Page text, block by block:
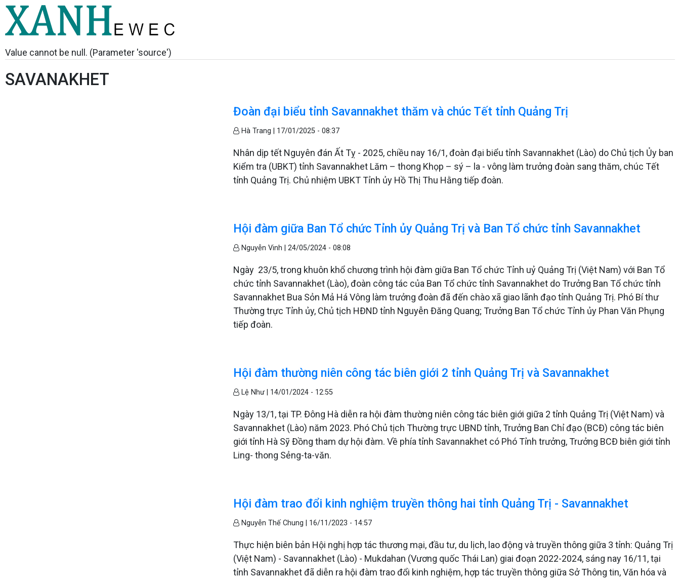
Value cannot be null. (Parameter 'source')
SAVANAKHET
Đoàn đại biểu tỉnh Savannakhet thăm và chúc Tết tỉnh Quảng Trị
Hà Trang | 17/01/2025 - 08:37
Nhân dịp tết Nguyên đán Ất Tỵ - 2025, chiều nay 16/1, đoàn đại biểu tỉnh Savannakhet (Lào) do Chủ tịch Ủy ban
Kiểm tra (UBKT) tỉnh Savannakhet Lăm – thong Khọp – sý – la - vông làm trưởng đoàn sang thăm, chúc Tết
tỉnh Quảng Trị. Chủ nhiệm UBKT Tỉnh ủy Hồ Thị Thu Hằng tiếp đoàn.
Hội đàm giữa Ban Tổ chức Tỉnh ủy Quảng Trị và Ban Tổ chức tỉnh Savannakhet
Nguyễn Vinh |24/05/2024 - 08:08
Ngày 23/5, trong khuôn khổ chương trình hội đàm giữa Ban Tổ chức Tỉnh uỷ Quảng Trị (Việt Nam) với Ban Tổ
chức tỉnh Savannakhet (Lào), đoàn công tác của Ban Tổ chức tỉnh Savannakhet do Trưởng Ban Tổ chức tỉnh
Savannakhet Bua Sỏn Mả Há Vông làm trưởng đoàn đã đến chào xã giao lãnh đạo tỉnh Quảng Trị. Phó Bí thư
Thường trực Tỉnh ủy, Chủ tịch HĐND tỉnh Nguyễn Đăng Quang; Trưởng Ban Tổ chức Tỉnh ủy Phan Văn Phụng
tiếp đoàn.
Hội đàm thường niên công tác biên giới 2 tỉnh Quảng Trị và Savannakhet
Lệ Như | 14/01/2024 - 12:55
Ngày 13/1, tại TP. Đông Hà diễn ra hội đàm thường niên công tác biên giới giữa 2 tỉnh Quảng Trị (Việt Nam) và
Savannakhet (Lào) năm 2023. Phó Chủ tịch Thường trực UBND tỉnh, Trưởng Ban Chỉ đạo (BCĐ) công tác biên
giới tỉnh Hà Sỹ Đồng tham dự hội đàm. Về phía tỉnh Savannakhet có Phó Tỉnh trưởng, Trưởng BCĐ biên giới tỉnh
Ling- thong Sẻng-ta-văn.
Hội đàm trao đổi kinh nghiệm truyền thông hai tỉnh Quảng Trị - Savannakhet
Nguyễn Thế Chung | 16/11/2023 - 14:57
Thực hiện biên bản Hội nghị hợp tác thương mại, đầu tư, du lịch, lao động và truyền thông giữa 3 tỉnh: Quảng Trị
(Việt Nam) - Savannakhet (Lào) - Mukdahan (Vương quốc Thái Lan) giai đoạn 2022-2024, sáng nay 16/11, tại
tỉnh Savannakhet đã diễn ra hội đàm trao đổi kinh nghiệm, hợp tác truyền thông giữa Sở Thông tin, Văn hóa và